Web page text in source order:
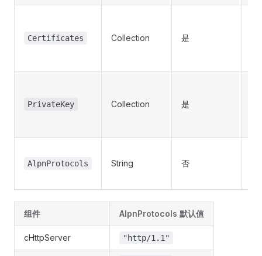
Certificates Collection 是
PrivateKey Collection 是
AlpnProtocols String 否
组件 AlpnProtocols 默认值
cHttpServer "http/1.1"